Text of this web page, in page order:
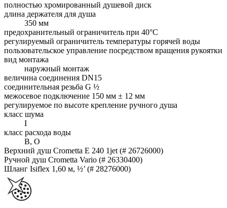
полностью хромированный душевой диск
длина держателя для душа
350 мм
предохранительный ограничитель при 40°C
регулируемый ограничитель температуры горячей воды
пользовательское управление посредством вращения рукоятки
вид монтажа
наружный монтаж
величина соединения DN15
соединительная резьба G ½
межосевое подключение 150 мм ± 12 мм
регулируемое по высоте крепление ручного душа
класс шума
I
класс расхода воды
B, O
Верхний душ Crometta E 240 1jet (# 26726000)
Ручной душ Crometta Vario (# 26330400)
Шланг Isiflex 1,60 м, ½’ (# 28276000)